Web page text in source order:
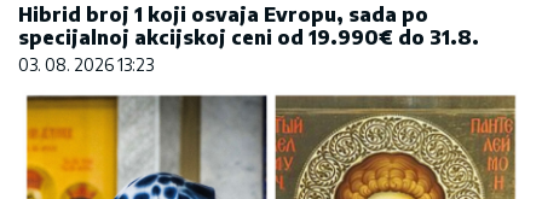
Hibrid broj 1 koji osvaja Evropu, sada po
specijalnoj akcijskoj ceni od 19.990€ do 31.8.
03. 08. 2026 13:23